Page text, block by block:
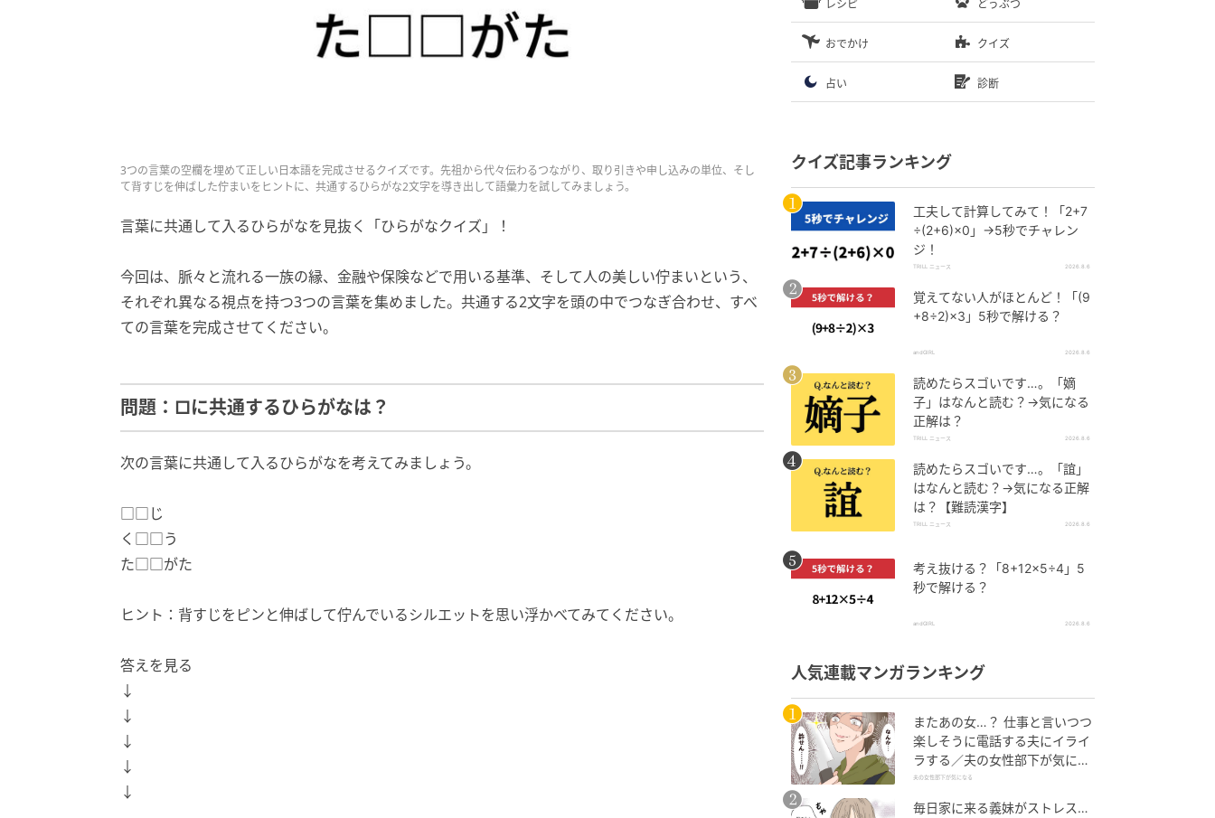
3つの言葉の空欄を埋めて正しい日本語を完成させるクイズです。先祖から代々伝わるつながり、取り引きや申し込みの単位、そし
て背すじを伸ばした佇まいをヒントに、共通するひらがな2文字を導き出して語彙力を試してみましょう。
言葉に共通して入るひらがなを見抜く「ひらがなクイズ」！
今回は、脈々と流れる一族の縁、金融や保険などで用いる基準、そして人の美しい佇まいという、
それぞれ異なる視点を持つ3つの言葉を集めました。共通する2文字を頭の中でつなぎ合わせ、すべ
ての言葉を完成させてください。
問題：□に共通するひらがなは？
次の言葉に共通して入るひらがなを考えてみましょう。
□□じ
く□□う
た□□がた
ヒント：背すじをピンと伸ばして佇んでいるシルエットを思い浮かべてみてください。
答えを見る
↓
↓
↓
↓
↓
レシピ どうぶつ
おでかけ クイズ
占い 診断
クイズ記事ランキング
工夫して計算してみて！「2+7
÷(2+6)×0」→5秒でチャレン
ジ！
TRILL ニュース 2026.8.6
覚えてない人がほとんど！「(9
+8÷2)×3」5秒で解ける？
andGIRL 2026.8.6
読めたらスゴいです…。「嫡
子」はなんと読む？→気になる
正解は？
TRILL ニュース 2026.8.6
読めたらスゴいです…。「誼」
はなんと読む？→気になる正解
は？【難読漢字】
TRILL ニュース 2026.8.6
考え抜ける？「8+12×5÷4」5
秒で解ける？
andGIRL 2026.8.6
人気連載マンガランキング
またあの女…？ 仕事と言いつつ
楽しそうに電話する夫にイライ
ラする／夫の女性部下が気にな
る（1）【夫婦の危機 まんが】
夫の女性部下が気になる
毎日家に来る義妹がストレス…